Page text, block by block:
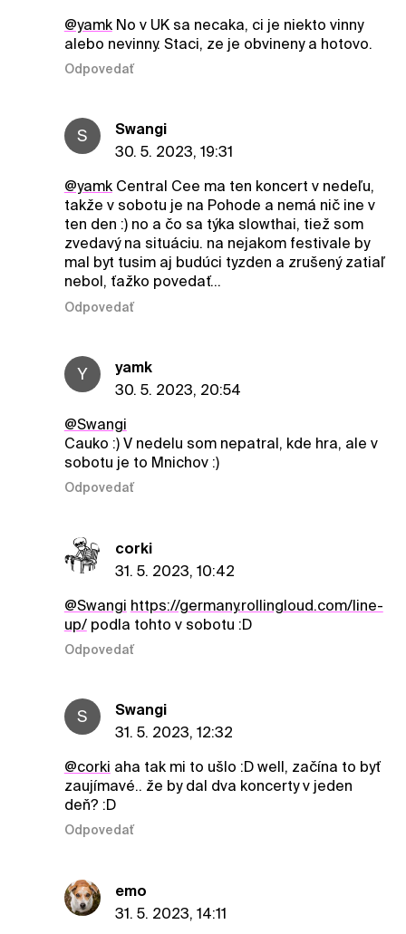
@yamkNo v UK sa necaka, ci je niekto vinny
alebo nevinny. Staci, ze je obvineny a hotovo.
Odpovedať
S
Swangi
30. 5. 2023, 19:31
@yamkCentral Cee ma ten koncert v nedeľu,
takže v sobotu je na Pohode a nemá nič ine v
ten den :) no a čo sa týka slowthai, tiež som
zvedavý na situáciu. na nejakom festivale by
mal byt tusim aj budúci tyzden a zrušený zatiaľ
nebol, ťažko povedať…
Odpovedať
Y
yamk
30. 5. 2023, 20:54
@Swangi
Cauko :) V nedelu som nepatral, kde hra, ale v
sobotu je to Mnichov :)
Odpovedať
corki
31. 5. 2023, 10:42
@Swangi https://germany.rollingloud.com/line-
up/podla tohto v sobotu :D
Odpovedať
S
Swangi
31. 5. 2023, 12:32
@corki aha tak mi to ušlo :D well, začína to byť
zaujímavé.. že by dal dva koncerty v jeden
deň? :D
Odpovedať
emo
31. 5. 2023, 14:11